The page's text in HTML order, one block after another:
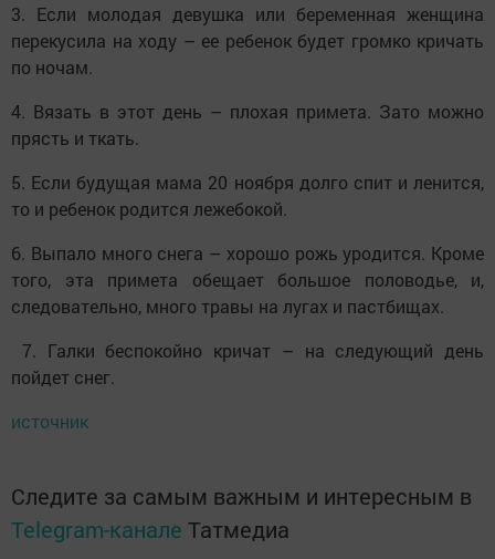
3. Если молодая девушка или беременная женщина
перекусила на ходу – ее ребенок будет громко кричать
по ночам.
4. Вязать в этот день – плохая примета. Зато можно
прясть и ткать.
5. Если будущая мама 20 ноября долго спит и ленится,
то и ребенок родится лежебокой.
6. Выпало много снега – хорошо рожь уродится. Кроме
того, эта примета обещает большое половодье, и,
следовательно, много травы на лугах и пастбищах.
7. Галки беспокойно кричат – на следующий день
пойдет снег.
источник
Следите за самым важным и интересным в
Telegram-канале Татмедиа